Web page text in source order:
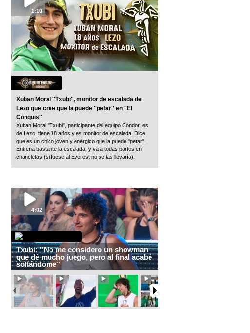
1:10
Xuban Moral ''Txubi'', monitor de escalada de
Lezo que cree que la puede ''petar'' en ''El
Conquis''
Xuban Moral "Txubi", participante del equipo Cóndor, es
de Lezo, tiene 18 años y es monitor de escalada. Dice
que es un chico joven y enérgico que la puede "petar".
Entrena bastante la escalada, y va a todas partes en
chancletas (si fuese al Everest no se las llevaría).
4:02
Txubi: ''No me considero un showman
que dé mucho juego, pero al final acabé
soltándome''